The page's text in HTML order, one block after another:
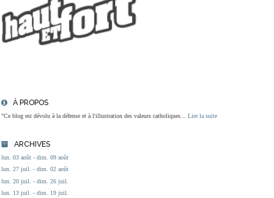
À PROPOS
"Ce blog est dévolu à la défense et à l'illustration des valeurs catholiques... Lire la suite
ARCHIVES
lun. 03 août - dim. 09 août
lun. 27 juil. - dim. 02 août
lun. 20 juil. - dim. 26 juil.
lun. 13 juil. - dim. 19 juil.